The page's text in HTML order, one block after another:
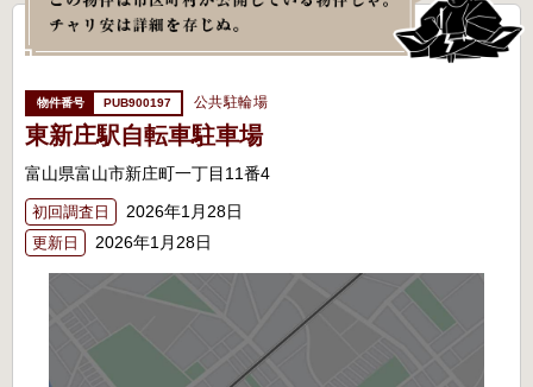
PUB900197 公共駐輪場
東新庄駅自転車駐車場
富山県富山市新庄町一丁目11番4
初回調査日 2026年1月28日
更新日 2026年1月28日